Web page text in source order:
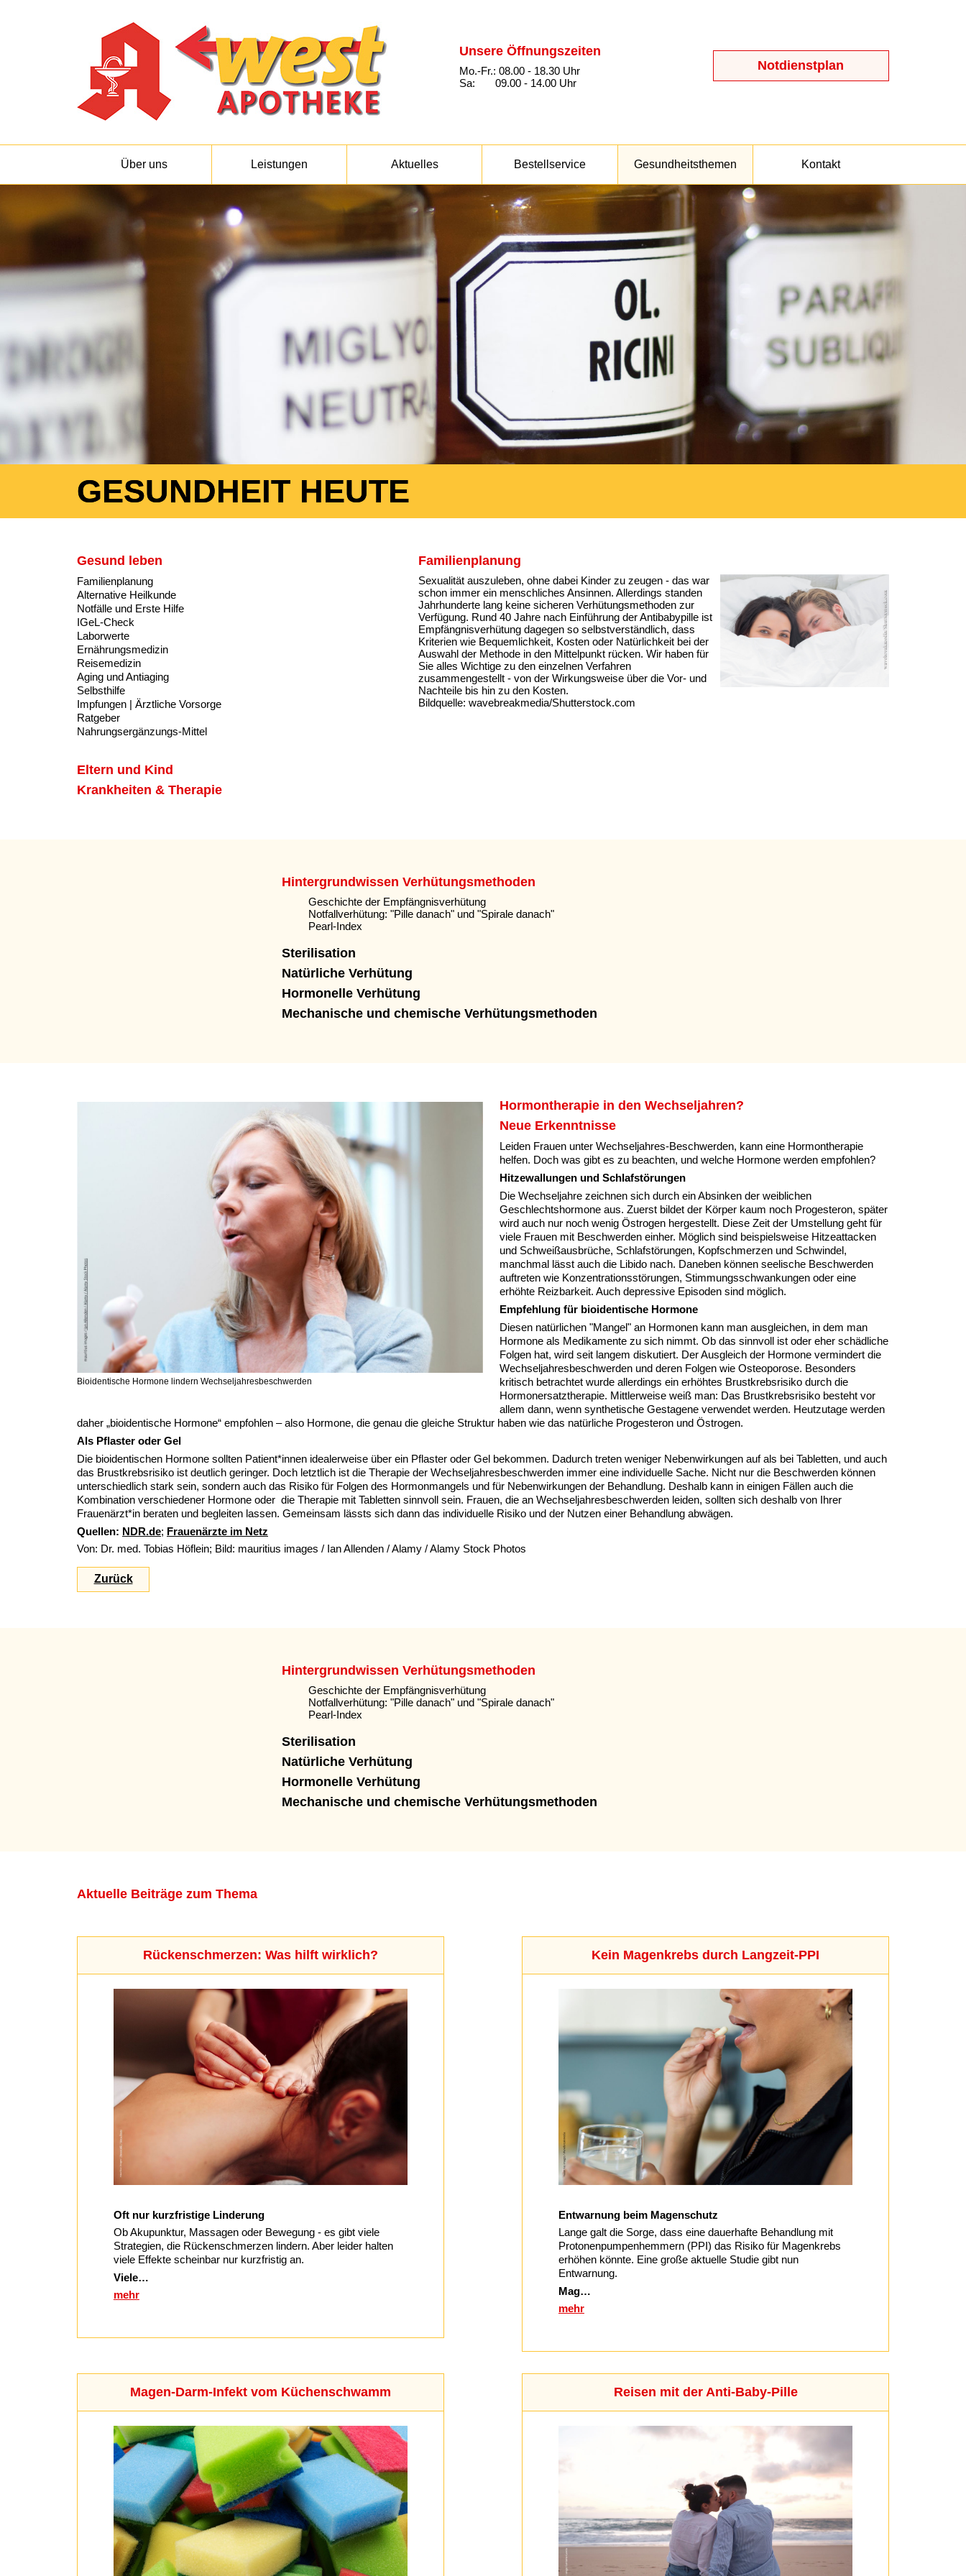
Unsere Öffnungszeiten
Mo.-Fr.: 08.00 - 18.30 Uhr
Sa: 09.00 - 14.00 Uhr
Notdienstplan
Über uns Leistungen Aktuelles Bestellservice Gesundheitsthemen Kontakt
GESUNDHEIT HEUTE
Gesund leben
Familienplanung
Alternative Heilkunde
Notfälle und Erste Hilfe
IGeL-Check
Laborwerte
Ernährungsmedizin
Reisemedizin
Aging und Antiaging
Selbsthilfe
Impfungen | Ärztliche Vorsorge
Ratgeber
Nahrungsergänzungs-Mittel
Eltern und Kind
Krankheiten & Therapie
Familienplanung
Sexualität auszuleben, ohne dabei Kinder zu zeugen - das war
schon immer ein menschliches Ansinnen. Allerdings standen
Jahrhunderte lang keine sicheren Verhütungsmethoden zur
Verfügung. Rund 40 Jahre nach Einführung der Antibabypille ist
Empfängnisverhütung dagegen so selbstverständlich, dass
Kriterien wie Bequemlichkeit, Kosten oder Natürlichkeit bei der
Auswahl der Methode in den Mittelpunkt rücken. Wir haben für
Sie alles Wichtige zu den einzelnen Verfahren
zusammengestellt - von der Wirkungsweise über die Vor- und
Nachteile bis hin zu den Kosten.
Bildquelle: wavebreakmedia/Shutterstock.com
Hintergrundwissen Verhütungsmethoden
Geschichte der Empfängnisverhütung
Notfallverhütung: "Pille danach" und "Spirale danach"
Pearl-Index
Sterilisation
Natürliche Verhütung
Hormonelle Verhütung
Mechanische und chemische Verhütungsmethoden
Bioidentische Hormone lindern Wechseljahresbeschwerden
Hormontherapie in den Wechseljahren?
Neue Erkenntnisse
Leiden Frauen unter Wechseljahres-Beschwerden, kann eine Hormontherapie
helfen. Doch was gibt es zu beachten, und welche Hormone werden empfohlen?
Hitzewallungen und Schlafstörungen
Die Wechseljahre zeichnen sich durch ein Absinken der weiblichen
Geschlechtshormone aus. Zuerst bildet der Körper kaum noch Progesteron, später
wird auch nur noch wenig Östrogen hergestellt. Diese Zeit der Umstellung geht für
viele Frauen mit Beschwerden einher. Möglich sind beispielsweise Hitzeattacken
und Schweißausbrüche, Schlafstörungen, Kopfschmerzen und Schwindel,
manchmal lässt auch die Libido nach. Daneben können seelische Beschwerden
auftreten wie Konzentrationsstörungen, Stimmungsschwankungen oder eine
erhöhte Reizbarkeit. Auch depressive Episoden sind möglich.
Empfehlung für bioidentische Hormone
Diesen natürlichen "Mangel" an Hormonen kann man ausgleichen, in dem man
Hormone als Medikamente zu sich nimmt. Ob das sinnvoll ist oder eher schädliche
Folgen hat, wird seit langem diskutiert. Der Ausgleich der Hormone vermindert die
Wechseljahresbeschwerden und deren Folgen wie Osteoporose. Besonders
kritisch betrachtet wurde allerdings ein erhöhtes Brustkrebsrisiko durch die
Hormonersatztherapie. Mittlerweise weiß man: Das Brustkrebsrisiko besteht vor
allem dann, wenn synthetische Gestagene verwendet werden. Heutzutage werden
daher „bioidentische Hormone“ empfohlen – also Hormone, die genau die gleiche Struktur haben wie das natürliche Progesteron und Östrogen.
Als Pflaster oder Gel
Die bioidentischen Hormone sollten Patient*innen idealerweise über ein Pflaster oder Gel bekommen. Dadurch treten weniger Nebenwirkungen auf als bei Tabletten, und auch
das Brustkrebsrisiko ist deutlich geringer. Doch letztlich ist die Therapie der Wechseljahresbeschwerden immer eine individuelle Sache. Nicht nur die Beschwerden können
unterschiedlich stark sein, sondern auch das Risiko für Folgen des Hormonmangels und für Nebenwirkungen der Behandlung. Deshalb kann in einigen Fällen auch die
Kombination verschiedener Hormone oder die Therapie mit Tabletten sinnvoll sein. Frauen, die an Wechseljahresbeschwerden leiden, sollten sich deshalb von Ihrer
Frauenärzt*in beraten und begleiten lassen. Gemeinsam lässts sich dann das individuelle Risiko und der Nutzen einer Behandlung abwägen.
Quellen: NDR.de; Frauenärzte im Netz
Von: Dr. med. Tobias Höflein; Bild: mauritius images / Ian Allenden / Alamy / Alamy Stock Photos
Zurück
Hintergrundwissen Verhütungsmethoden
Geschichte der Empfängnisverhütung
Notfallverhütung: "Pille danach" und "Spirale danach"
Pearl-Index
Sterilisation
Natürliche Verhütung
Hormonelle Verhütung
Mechanische und chemische Verhütungsmethoden
Aktuelle Beiträge zum Thema
Rückenschmerzen: Was hilft wirklich?
Oft nur kurzfristige Linderung
Ob Akupunktur, Massagen oder Bewegung - es gibt viele
Strategien, die Rückenschmerzen lindern. Aber leider halten
viele Effekte scheinbar nur kurzfristig an.
Viele…
mehr
Kein Magenkrebs durch Langzeit-PPI
Entwarnung beim Magenschutz
Lange galt die Sorge, dass eine dauerhafte Behandlung mit
Protonenpumpenhemmern (PPI) das Risiko für Magenkrebs
erhöhen könnte. Eine große aktuelle Studie gibt nun
Entwarnung.
Mag…
mehr
Magen-Darm-Infekt vom Küchenschwamm Reisen mit der Anti-Baby-Pille